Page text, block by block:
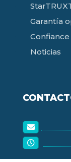
Garantía
Confiance
Noticias